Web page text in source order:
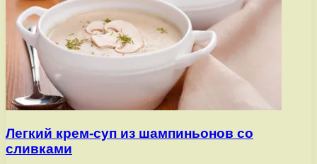
Легкий крем-суп из шампиньонов со
сливками